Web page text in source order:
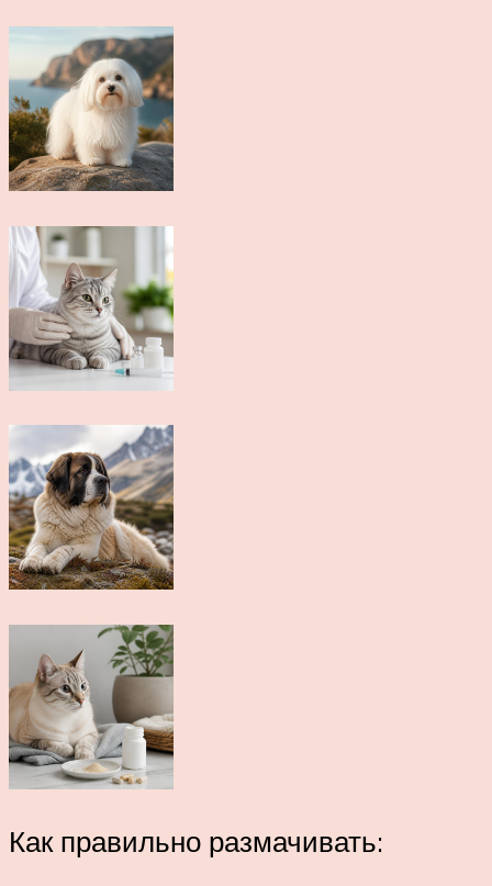
Как правильно размачивать: